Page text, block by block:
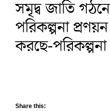
সমৃদ্ব জাতি
পরিকল্পনা
করছে-পরিকল্পনা
Share this: